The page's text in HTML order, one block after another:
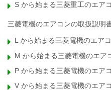
S から始まる三菱重工のエア
三菱電機のエアコンの取扱説明
L から始まる三菱電機のエア
M から始まる三菱電機のエア
P から始まる三菱電機のエア
V から始まる三菱電機のエア